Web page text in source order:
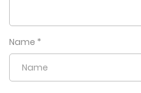
Name *